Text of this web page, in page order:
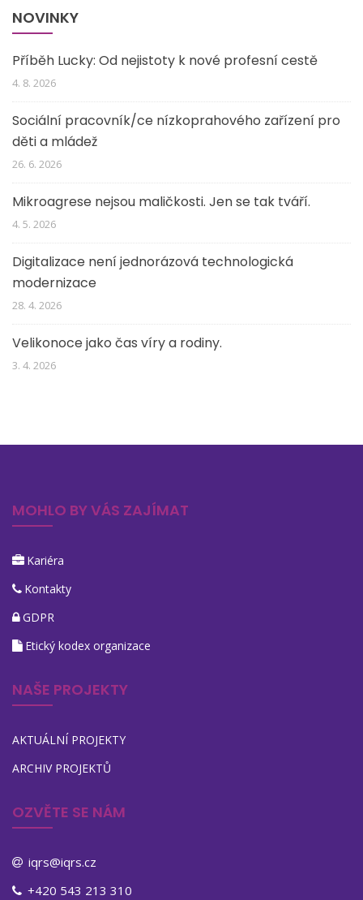
NOVINKY
Příběh Lucky: Od nejistoty k nové profesní cestě
4. 8. 2026
Sociální pracovník/ce nízkoprahového zařízení pro
děti a mládež
26. 6. 2026
Mikroagrese nejsou maličkosti. Jen se tak tváří.
4. 5. 2026
Digitalizace není jednorázová technologická
modernizace
28. 4. 2026
Velikonoce jako čas víry a rodiny.
3. 4. 2026
MOHLO BY VÁS ZAJÍMAT
Kariéra
Kontakty
GDPR
Etický kodex organizace
NAŠE PROJEKTY
AKTUÁLNÍ PROJEKTY
ARCHIV PROJEKTŮ
OZVĚTE SE NÁM
iqrs@iqrs.cz
+420 543 213 310